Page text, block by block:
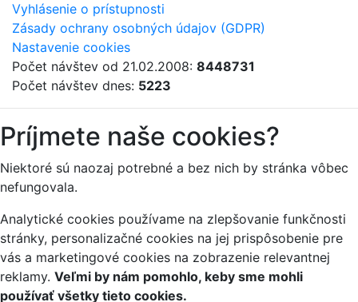
Vyhlásenie o prístupnosti
Zásady ochrany osobných údajov (GDPR)
Nastavenie cookies
Počet návštev od 21.02.2008: 8448731
Počet návštev dnes: 5223
Príjmete naše cookies?
Niektoré sú naozaj potrebné a bez nich by stránka vôbec
nefungovala.
Analytické cookies používame na zlepšovanie funkčnosti
stránky, personalizačné cookies na jej prispôsobenie pre
vás a marketingové cookies na zobrazenie relevantnej
reklamy. Veľmi by nám pomohlo, keby sme mohli
používať všetky tieto cookies.